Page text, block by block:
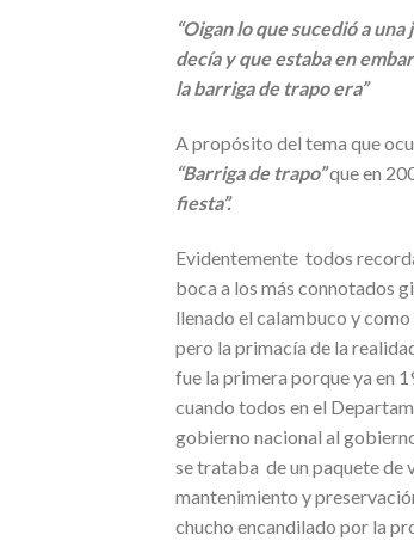
“Oigan lo que sucedió a
decía y que estaba en
la barriga de trapo era”
A propósito del tema que
“Barriga de trapo”que en
fiesta”.
Evidentemente todos
boca a los más connotados
llenado el calambuco y
pero la primacía de la
fue la primera porque ya en
cuando todos en el
gobierno nacional al
se trataba de un paquete de
mantenimiento y
chucho encandilado por la